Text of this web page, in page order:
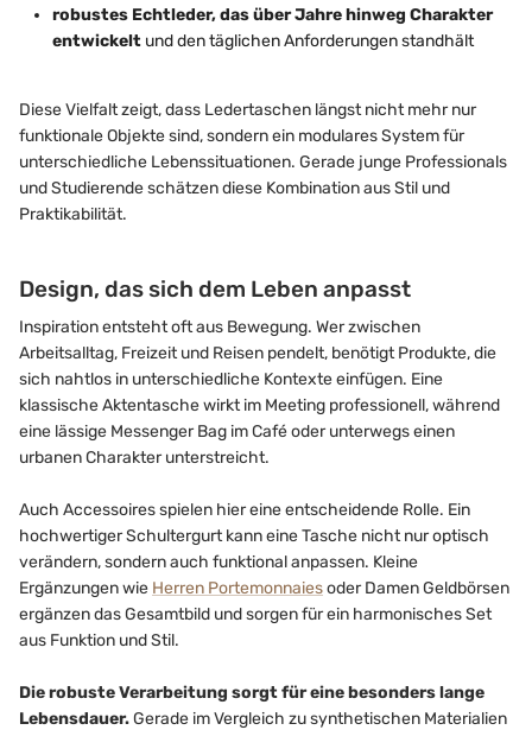
robustes Echtleder, das über Jahre hinweg Charakter
entwickelt und den täglichen Anforderungen standhält
Diese Vielfalt zeigt, dass Ledertaschen längst nicht mehr nur
funktionale Objekte sind, sondern ein modulares System für
unterschiedliche Lebenssituationen. Gerade junge Professionals
und Studierende schätzen diese Kombination aus Stil und
Praktikabilität.
Design, das sich dem Leben anpasst
Inspiration entsteht oft aus Bewegung. Wer zwischen
Arbeitsalltag, Freizeit und Reisen pendelt, benötigt Produkte, die
sich nahtlos in unterschiedliche Kontexte einfügen. Eine
klassische Aktentasche wirkt im Meeting professionell, während
eine lässige Messenger Bag im Café oder unterwegs einen
urbanen Charakter unterstreicht.
Auch Accessoires spielen hier eine entscheidende Rolle. Ein
hochwertiger Schultergurt kann eine Tasche nicht nur optisch
verändern, sondern auch funktional anpassen. Kleine
Ergänzungen wie Herren Portemonnaiesoder Damen Geldbörsen
ergänzen das Gesamtbild und sorgen für ein harmonisches Set
aus Funktion und Stil.
Die robuste Verarbeitung sorgt für eine besonders lange
Lebensdauer.Gerade im Vergleich zu synthetischen Materialien